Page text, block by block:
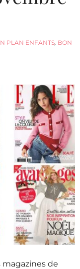
PLAN ENFANTS, BON
magazines de